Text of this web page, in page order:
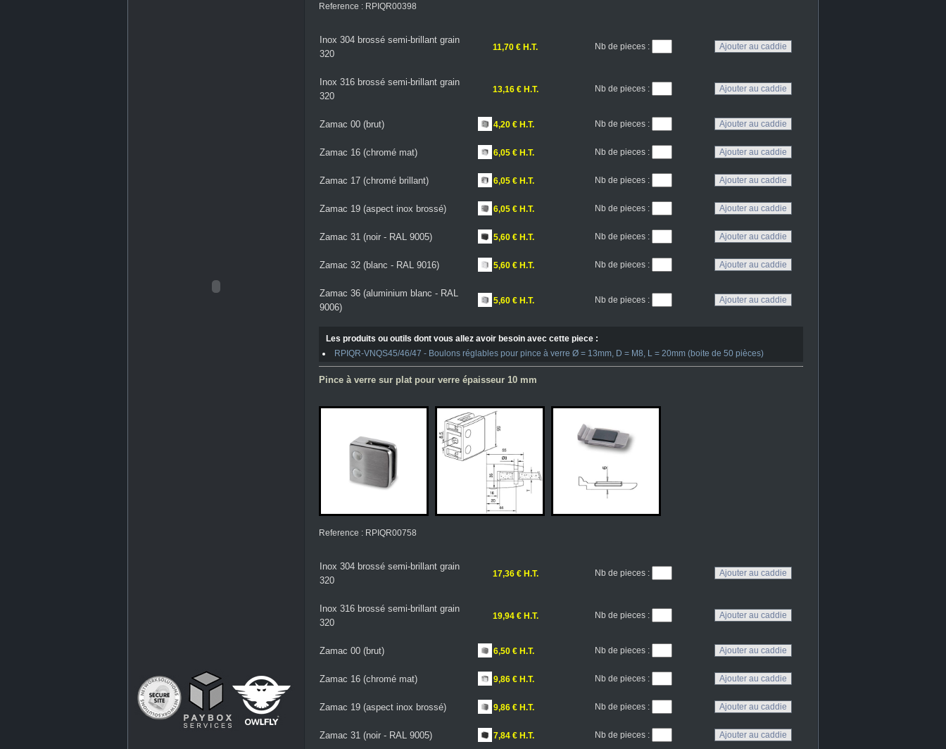
Reference : RPIQR00398
Inox 304 brossé semi-brillant grain
320
11,70 € H.T. Nb de pieces:
Inox 316 brossé semi-brillant grain
320
13,16 € H.T. Nb de pieces:
Zamac 00 (brut) 4,20 € H.T. Nb de pieces:
Zamac 16 (chromé mat) 6,05 € H.T. Nb de pieces:
Zamac 17 (chromé brillant) 6,05 € H.T. Nb de pieces:
Zamac 19 (aspect inox brossé) 6,05 € H.T. Nb de pieces:
Zamac 31 (noir - RAL 9005) 5,60 € H.T. Nb de pieces:
Zamac 32 (blanc - RAL 9016) 5,60 € H.T. Nb de pieces:
Zamac 36 (aluminium blanc - RAL
9006)
5,60 € H.T. Nb de pieces :
Les produits ou outils dont vous allez avoir besoin avec cette piece :
RPIQR-VNQS45/46/47 - Boulons réglables pour pince à verre Ø = 13mm, D = M8, L = 20mm (boite de 50 pièces)
Pince à verre sur plat pour verre épaisseur 10 mm
Reference : RPIQR00758
Inox 304 brossé semi-brillant grain
320
17,36 € H.T. Nb de pieces:
Inox 316 brossé semi-brillant grain
320
19,94 € H.T. Nb de pieces:
Zamac 00 (brut) 6,50 € H.T. Nb de pieces:
Zamac 16 (chromé mat) 9,86 € H.T. Nb de pieces:
Zamac 19 (aspect inox brossé) 9,86 € H.T. Nb de pieces:
Zamac 31 (noir - RAL 9005) 7,84 € H.T. Nb de pieces: